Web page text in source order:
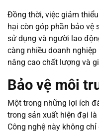
Đồng thời, việc giảm
hại còn góp phần bảo vệ
sử dụng và người lao
càng nhiều doanh
nâng cao chất lượng và
Bảo vệ môi
Một trong những lợi ích
trong sản xuất hiện đại
Công nghệ này không